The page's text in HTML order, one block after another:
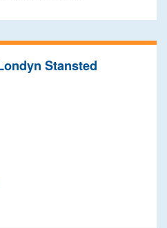
Stansted